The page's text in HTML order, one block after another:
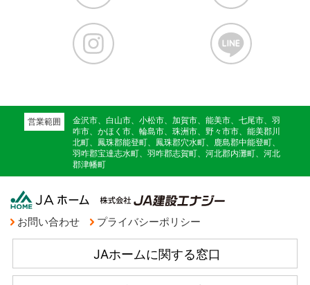
営業範囲
金沢市、白山市、小松市、加賀市、能美市、七尾市、羽
咋市、かほく市、輪島市、珠洲市、野々市市、能美郡川
北町、鳳珠郡能登町、鳳珠郡穴水町、鹿島郡中能登町、
羽咋郡宝達志水町、羽咋郡志賀町、河北郡内灘町、河北
郡津幡町
お問い合わせ プライバシーポリシー
JAホームに関する窓口